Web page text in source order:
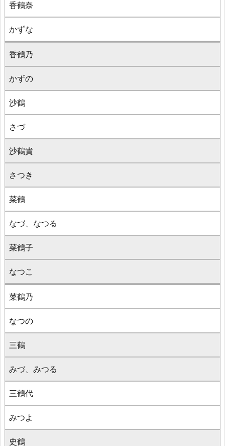
香鶴奈
かずな
香鶴乃
かずの
沙鶴
さづ
沙鶴貴
さつき
菜鶴
なづ、なつる
菜鶴子
なつこ
菜鶴乃
なつの
三鶴
みづ、みつる
三鶴代
みつよ
史鶴